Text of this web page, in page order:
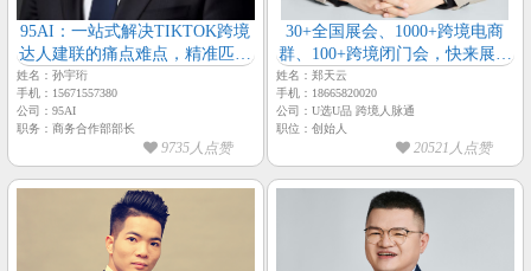
95AI：一站式解决TIKTOK跨境
达人建联的痛点难点，精准匹配
精细化运营完成商家降本增效的
诉求【孙宇珩-95AI-主理人】
姓名：孙宇珩
手机：15671557380
公司：95AI
职务：商务合作部部长
9735人点赞
30+全国展会、1000+跨境电商
群、100+跨境闭门会，快来展示
【跨境人脉通-总经理-郑天云】
姓名：郑天云
手机：18665820020
公司：U选U品 跨境人脉通
职位：创始人
20521人点赞